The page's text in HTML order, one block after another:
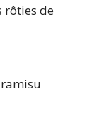
rôties de